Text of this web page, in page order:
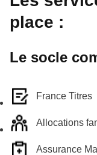
place :
Le socle
France Titres
Allocations
Assurance